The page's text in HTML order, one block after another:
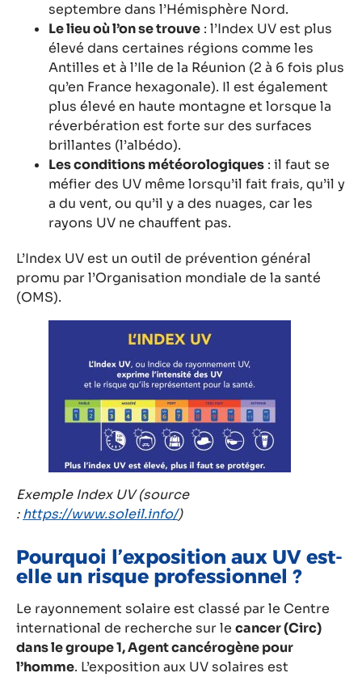
septembre dans l’Hémisphère Nord.
Le lieu où l’on se trouve : l’Index UV est plus
élevé dans certaines régions comme les
Antilles et à l’Ile de la Réunion (2 à 6 fois plus
qu’en France hexagonale). Il est également
plus élevé en haute montagne et lorsque la
réverbération est forte sur des surfaces
brillantes (l’albédo).
Les conditions météorologiques : il faut se
méfier des UV même lorsqu’il fait frais, qu’il y
a du vent, ou qu’il y a des nuages, car les
rayons UV ne chauffent pas.
L’Index UV est un outil de prévention général
promu par l’Organisation mondiale de la santé
(OMS).
Exemple Index UV (source
:https://www.soleil.info/)
Pourquoi l’exposition aux UV est-
elle un risque professionnel ?
Le rayonnement solaire est classé par le Centre
international de recherche sur le cancer (Circ)
dans le groupe 1, Agent cancérogène pour
l’homme. L’exposition aux UV solaires est